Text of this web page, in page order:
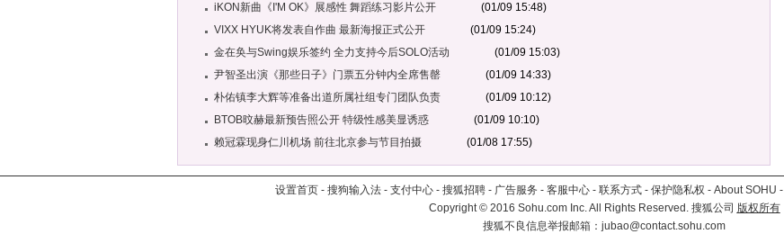
iKON新曲《I'M OK》展感性 舞蹈练习影片公开
(01/09 15:48)
VIXX HYUK将发表自作曲 最新海报正式公开
(01/09 15:24)
金在奂与Swing娱乐签约 全力支持今后SOLO活动
(01/09 15:03)
尹智圣出演《那些日子》门票五分钟内全席售罄
(01/09 14:33)
朴佑镇李大辉等准备出道所属社组专门团队负责
(01/09 10:12)
BTOB旼赫最新预告照公开 特级性感美显诱惑
(01/09 10:10)
赖冠霖现身仁川机场 前往北京参与节目拍摄
(01/08 17:55)
设置首页 - 搜狗输入法 - 支付中心 - 搜狐招聘 - 广告服务 - 客服中心 - 联系方式 - 保护隐私权 - About SOHU -
Copyright©2016 Sohu.com Inc. All Rights Reserved. 搜狐公司 版权所有
搜狐不良信息举报邮箱： jubao@contact.sohu.com